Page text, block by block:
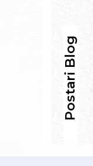
Postari Blog